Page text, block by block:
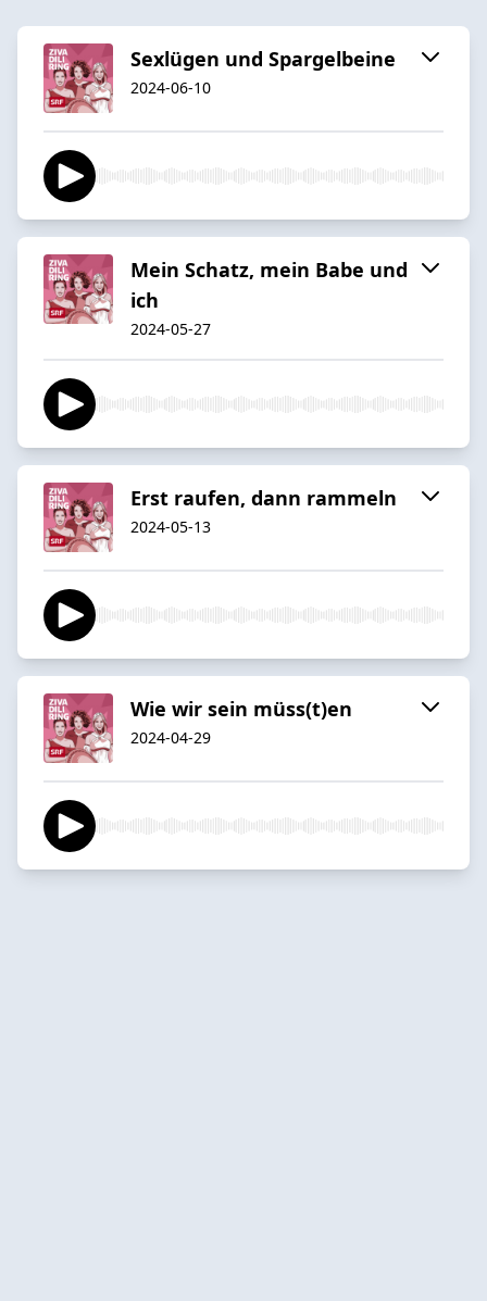
Sexlügen und Spargelbeine
2024-06-10
Mein Schatz, mein Babe und
ich
2024-05-27
Erst raufen, dann rammeln
2024-05-13
Wie wir sein müss(t)en
2024-04-29